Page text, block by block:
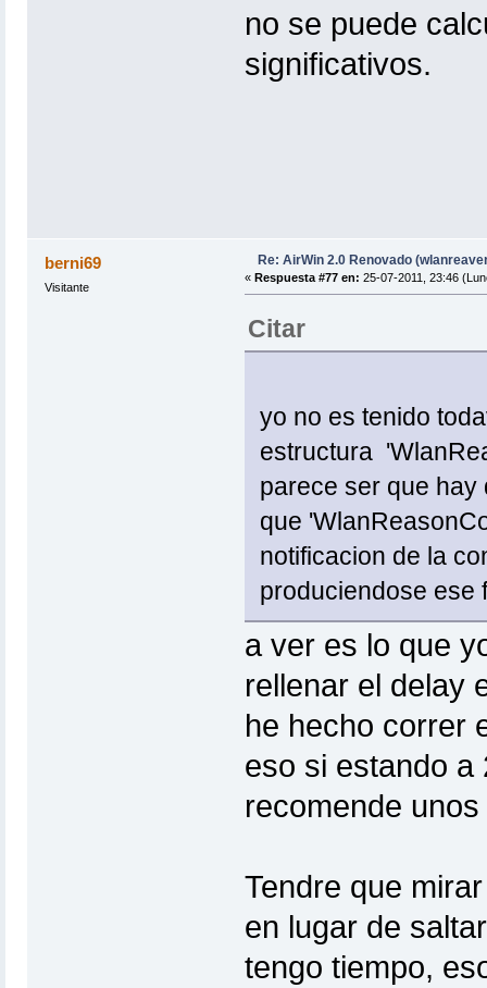
no se puede
significativos.
berni69
Visitante
Re: AirWin 2.0 Renovado
« Respuesta #77 en: 25-07-2011, 23:46
Citar
yo no es tenido
estructura
parece ser que hay
que
notificacion de la
produciendose ese
a ver es lo que
rellenar el delay
he hecho correr
eso si estando a
recomende
Tendre que
en lugar de
tengo tiempo,